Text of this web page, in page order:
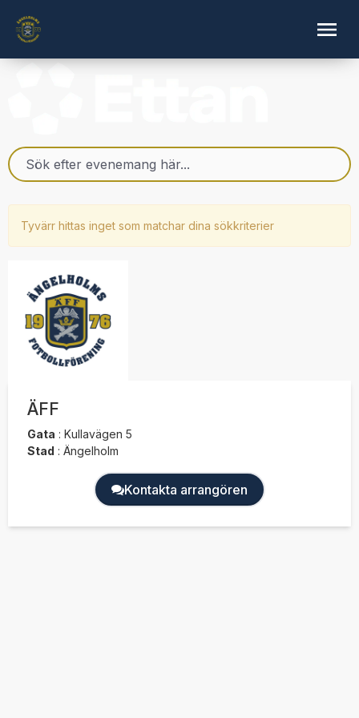
Tyvärr hittas inget som matchar dina sökkriterier
ÄFF
Gata : Kullavägen 5
Stad : Ängelholm
Kontakta arrangören